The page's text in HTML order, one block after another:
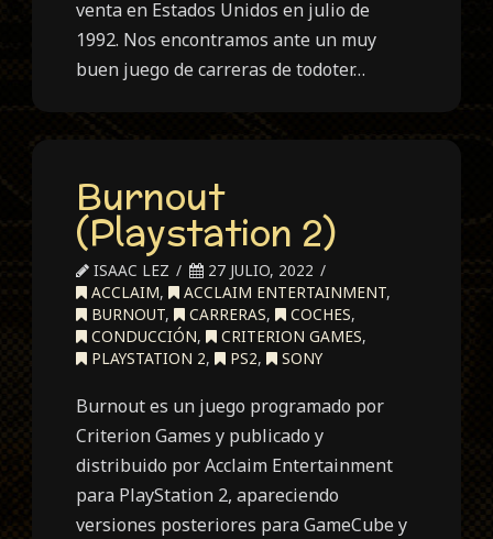
venta en Estados Unidos en julio de
1992. Nos encontramos ante un muy
buen juego de carreras de todoter…
Burnout
(Playstation 2)
ISAAC LEZ
27 JULIO, 2022
ACCLAIM, ACCLAIM ENTERTAINMENT,
BURNOUT, CARRERAS, COCHES,
CONDUCCIÓN, CRITERION GAMES,
PLAYSTATION 2, PS2, SONY
Burnout es un juego programado por
Criterion Games y publicado y
distribuido por Acclaim Entertainment
para PlayStation 2, apareciendo
versiones posteriores para GameCube y